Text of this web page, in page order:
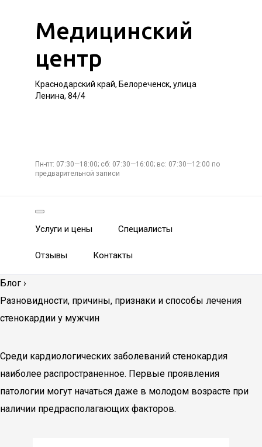
Медицинский
центр
Краснодарский край, Белореченск, улица
Ленина, 84/4
Пн-пт: 07:30—18:00; сб: 07:30—16:00; вс: 07:30—12:00 по
предварительной записи
Услуги и цены Специалисты
Отзывы Контакты
Блог ›
Разновидности, причины, признаки и способы лечения
стенокардии у мужчин
Среди кардиологических заболеваний стенокардия
наиболее распространенное. Первые проявления
патологии могут начаться даже в молодом возрасте при
наличии предрасполагающих факторов.